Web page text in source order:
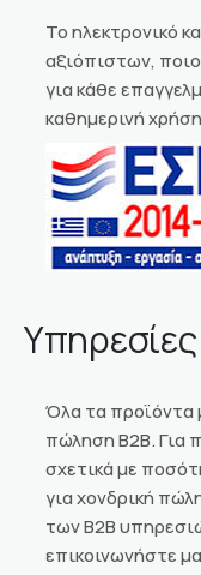
Το ηλεκτρονικό
αξιόπιστων,
για κάθε
καθημερινή
Υπηρεσίες
Όλα τα προϊόντα
πώληση Β2Β. Για
σχετικά με
για χονδρική
των Β2Β
επικοινωνήστε